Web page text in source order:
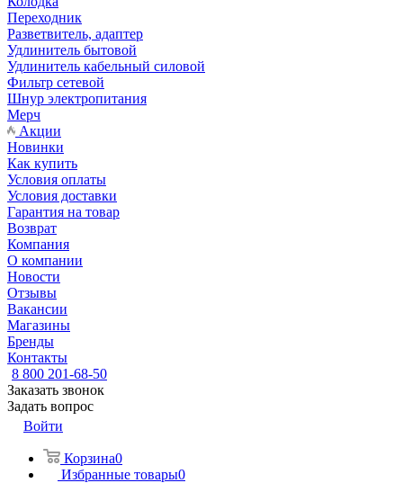
Переходник
Разветвитель, адаптер
Удлинитель бытовой
Удлинитель кабельный силовой
Фильтр сетевой
Шнур электропитания
Мерч
Акции
Новинки
Как купить
Условия оплаты
Условия доставки
Гарантия на товар
Возврат
Компания
О компании
Новости
Отзывы
Вакансии
Магазины
Бренды
Контакты
8 800 201-68-50
Заказать звонок
Задать вопрос
Войти
Корзина0
Избранные товары0